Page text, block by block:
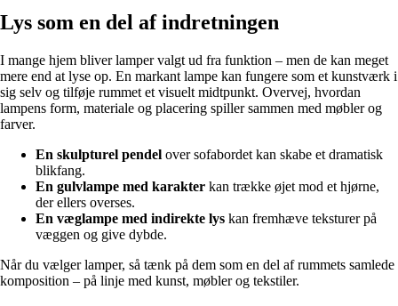
Lys som en del af indretningen
I mange hjem bliver lamper valgt ud fra funktion – men de kan meget
mere end at lyse op. En markant lampe kan fungere som et kunstværk i
sig selv og tilføje rummet et visuelt midtpunkt. Overvej, hvordan
lampens form, materiale og placering spiller sammen med møbler og
farver.
En skulpturel pendel over sofabordet kan skabe et dramatisk
blikfang.
En gulvlampe med karakter kan trække øjet mod et hjørne,
der ellers overses.
En væglampe med indirekte lys kan fremhæve teksturer på
væggen og give dybde.
Når du vælger lamper, så tænk på dem som en del af rummets samlede
komposition – på linje med kunst, møbler og tekstiler.